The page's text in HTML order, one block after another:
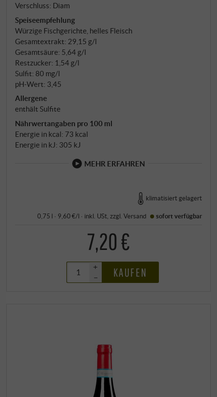
Verschluss: Diam
Speiseempfehlung
Würzige Fischgerichte, helles Fleisch
Gesamtextrakt: 29,15 g/l
Gesamtsäure: 5,64 g/l
Restzucker: 1,54 g/l
Sulfit: 80 mg/l
pH-Wert: 3,45
Allergene
enthält Sulfite
Nährwertangaben pro 100 ml
Energie in kcal: 73 kcal
Energie in kJ: 305 kJ
MEHR ERFAHREN
klimatisiert gelagert
0,75 l · 9,60 €/l · inkl. USt , zzgl.Versand sofort verfügbar
7,20 €
+
–
KAUFEN